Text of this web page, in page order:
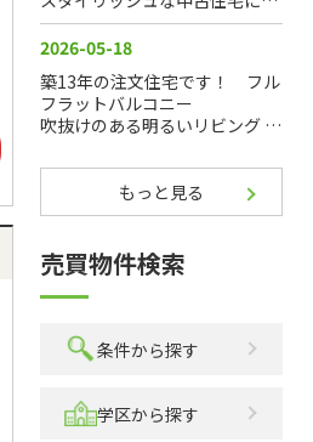
もっと見る
売買物件検索
条件から探す
学区から探す